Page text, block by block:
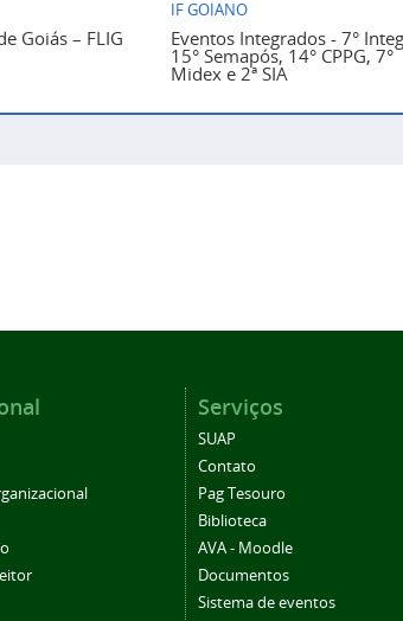
Goiás – FLIG
IF GOIANO
Eventos Integrados - 7°
15° Semapós, 14° CPPG, 7°
Midex e 2ª SIA
Serviços
SUAP
Contato
Pag Tesouro
Biblioteca
AVA - Moodle
Documentos
Sistema de eventos